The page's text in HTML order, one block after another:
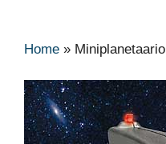
Home » Miniplanetaario